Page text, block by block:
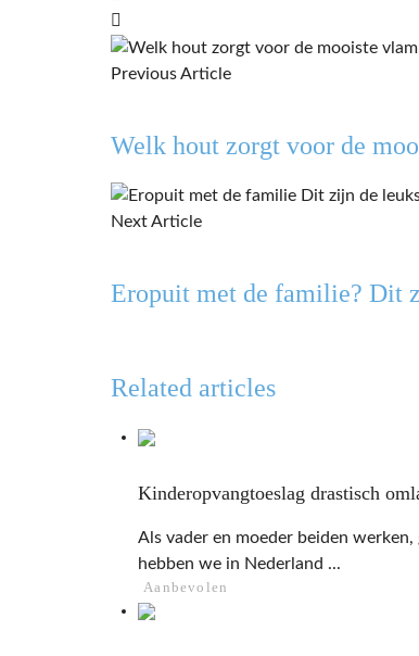
Previous Article
Welk hout zorgt voor de
Next Article
Eropuit met de familie? Dit
Related articles
Kinderopvangtoeslag drastisch
Als vader en moeder beiden
hebben we in Nederland ...
Aanbevolen